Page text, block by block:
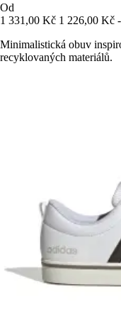
Od
1 331,00 Kč 1 226,00 Kč
Minimalistická obuv
recyklovaných materiálů.